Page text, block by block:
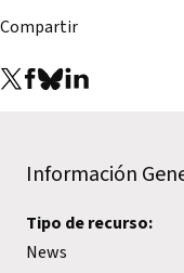
Noticias
Informes
Documentos
Compartir
Información
Tipo de recurso:
News